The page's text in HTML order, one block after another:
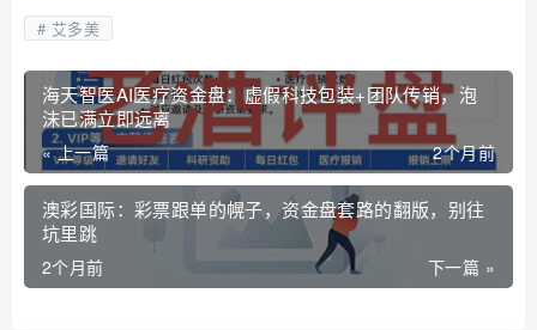
艾多美
海天智医AI医疗资金盘：虚假科技包装+团队传销，泡
沫已满立即远离
« 上一篇 2个月前
澳彩国际：彩票跟单的幌子，资金盘套路的翻版，别往
坑里跳
下一篇 »
2个月前